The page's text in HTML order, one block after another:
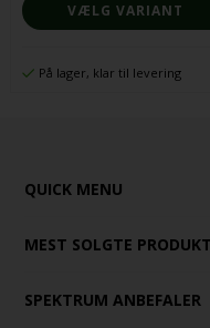
VÆLG VARIANT
På lager, klar til levering
QUICK MENU
MEST SOLGTE
SPEKTRUM ANBEFALER